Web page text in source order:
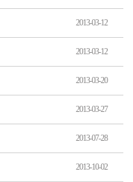
2013-03-12
2013-03-12
2013-03-20
2013-03-27
2013-07-28
2013-10-02